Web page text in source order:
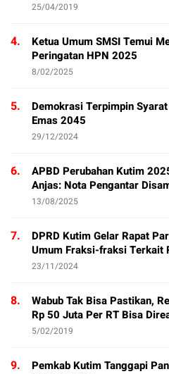
25/04/2019
4.
Ketua Umum SMSI Temui
Peringatan HPN 2025
8/02/2025
5.
Demokrasi Terpimpin
Emas 2045
29/12/2024
6.
APBD Perubahan Kutim
Anjas: Nota Pengantar
13/08/2025
7.
DPRD Kutim Gelar Rapat
Umum Fraksi-fraksi Terkait
23/11/2024
8.
Wabub Tak Bisa Pastikan,
Rp 50 Juta Per RT Bisa
5/02/2019
9.
Pemkab Kutim Tanggapi